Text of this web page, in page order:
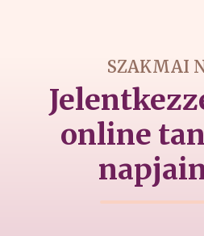
SZAKMAI
online